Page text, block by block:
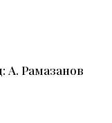
А. Рамазанов